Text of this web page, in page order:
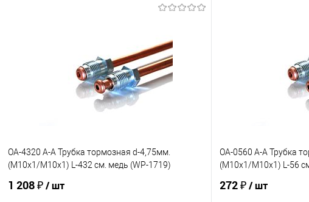
OA-4320 A-A Трубка тормозная d-4,75мм.
(М10х1/М10х1) L-432 см. медь (WP-1719)
1 208 ₽/ шт
OA-0560 A-A Трубка
(М10х1/М10х1) L-56
272 ₽/ шт